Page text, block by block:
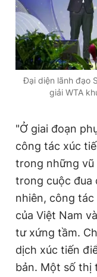
Đại diện lãnh đạo
giải WTA
"Ở giai đoạn
công tác xúc
trong những vũ
trong cuộc đua
nhiên, công
của Việt Nam
tư xứng tầm.
dịch xúc tiến
bản. Một số thị